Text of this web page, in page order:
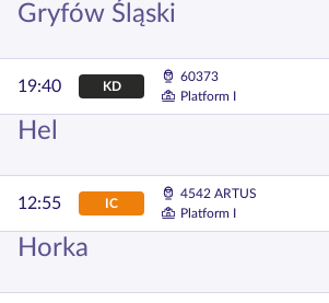
Gryfów Śląski
19:40 KD
60373
Platform I
Hel
12:55 IC
4542 ARTUS
Platform I
Horka